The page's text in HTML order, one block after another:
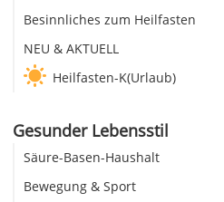
Besinnliches zum Heilfasten
NEU & AKTUELL
Heilfasten-K(Urlaub)
Gesunder Lebensstil
Säure-Basen-Haushalt
Bewegung & Sport